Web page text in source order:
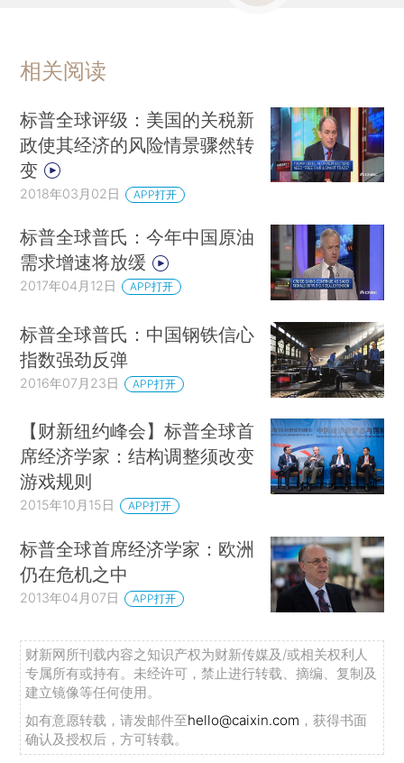
相关阅读
标普全球评级：美国的关税新
政使其经济的风险情景骤然转
变
2018年03月02日 APP打开
标普全球普氏：今年中国原油
需求增速将放缓
2017年04月12日 APP打开
标普全球普氏：中国钢铁信心
指数强劲反弹
2016年07月23日 APP打开
【财新纽约峰会】标普全球首
席经济学家：结构调整须改变
游戏规则
2015年10月15日 APP打开
标普全球首席经济学家：欧洲
仍在危机之中
2013年04月07日 APP打开
财新网所刊载内容之知识产权为财新传媒及/或相关权利人
专属所有或持有。未经许可，禁止进行转载、摘编、复制及
建立镜像等任何使用。
如有意愿转载，请发邮件至hello@caixin.com ，获得书面
确认及授权后，方可转载。